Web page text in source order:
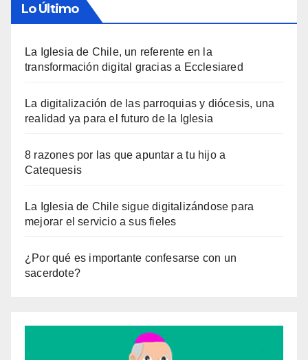
Lo Último
La Iglesia de Chile, un referente en la
transformación digital gracias a Ecclesiared
La digitalización de las parroquias y diócesis, una
realidad ya para el futuro de la Iglesia
8 razones por las que apuntar a tu hijo a
Catequesis
La Iglesia de Chile sigue digitalizándose para
mejorar el servicio a sus fieles
¿Por qué es importante confesarse con un
sacerdote?